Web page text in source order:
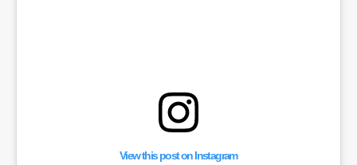
View this post on Instagram